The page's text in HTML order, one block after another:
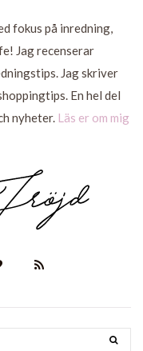
fokus på inredning,
Jag recenserar
Jag skriver
En hel del
nyheter. Läs er om mig